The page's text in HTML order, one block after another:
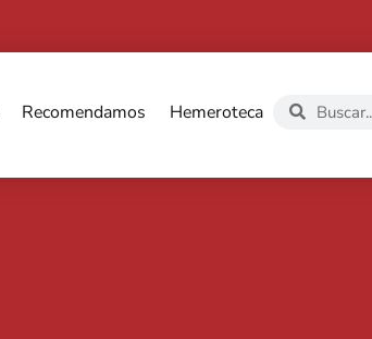
Recomendamos Hemeroteca